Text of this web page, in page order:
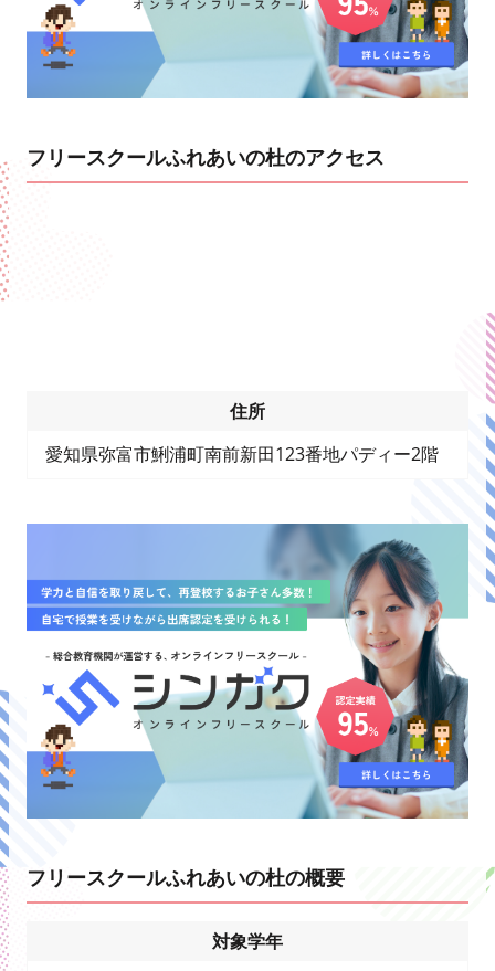
フリースクールふれあいの杜のアクセス
住所
愛知県弥富市鯏浦町南前新田123番地パディー2階
フリースクールふれあいの杜の概要
対象学年